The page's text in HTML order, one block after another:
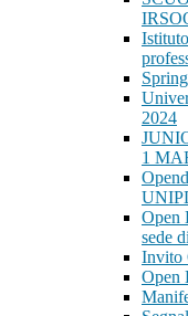
2024
1
Open
sede
Invito
Open